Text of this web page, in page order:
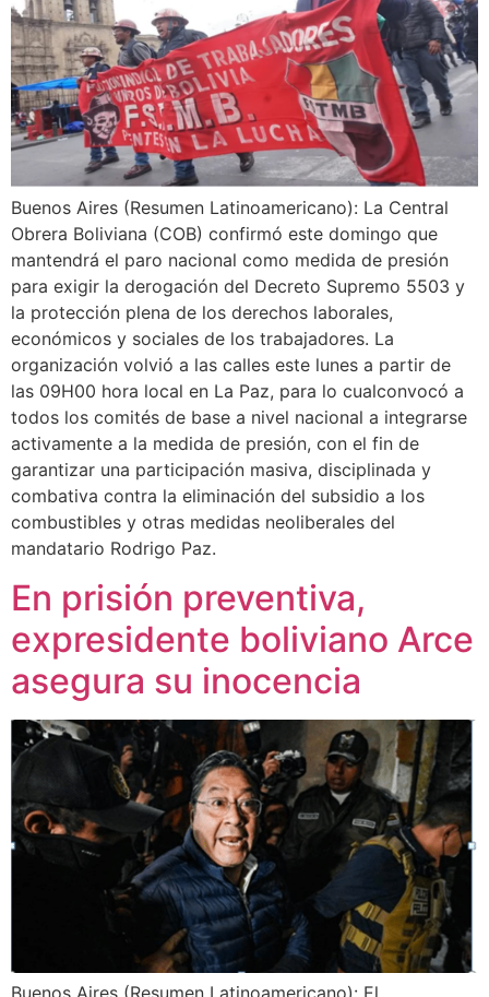
Buenos Aires (Resumen Latinoamericano): La Central
Obrera Boliviana (COB) confirmó este domingo que
mantendrá el paro nacional como medida de presión
para exigir la derogación del Decreto Supremo 5503 y
la protección plena de los derechos laborales,
económicos y sociales de los trabajadores. La
organización volvió a las calles este lunes a partir de
las 09H00 hora local en La Paz, para lo cualconvocó a
todos los comités de base a nivel nacional a integrarse
activamente a la medida de presión, con el fin de
garantizar una participación masiva, disciplinada y
combativa contra la eliminación del subsidio a los
combustibles y otras medidas neoliberales del
mandatario Rodrigo Paz.
En prisión preventiva,
expresidente boliviano Arce
asegura su inocencia